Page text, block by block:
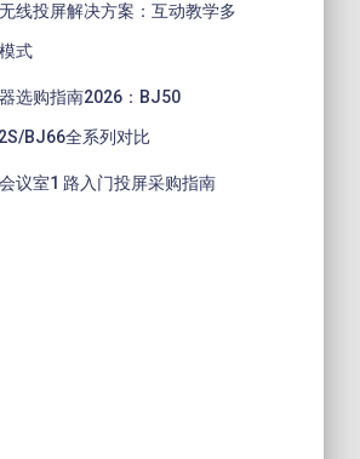
线投屏解决方案：互动教学多
式
选购指南2026：BJ50
BJ66全系列对比
议室1 路入门投屏采购指南